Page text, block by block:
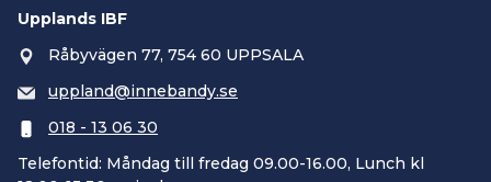
Upplands IBF
Råbyvägen 77, 754 60 UPPSALA
uppland@innebandy.se
018 - 13 06 30
Telefontid: Måndag till fredag 09.00-16.00, Lunch kl